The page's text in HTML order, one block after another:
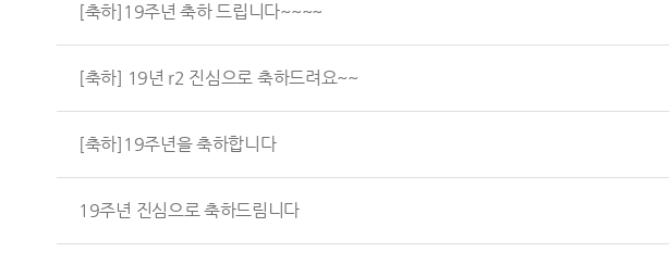
[축하]19주년 축하 드립니다~~~~
[축하] 19년 r2 진심으로 축하드려요~~
[축하]19주년을 축하합니다
19주년 진심으로 축하드림니다